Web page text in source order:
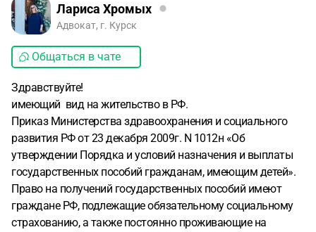
Лариса Хромых
Адвокат, г. Курск
Общаться в чате
Здравствуйте!
имеющий вид на жительство в РФ.
Приказ Министерства здравоохранения и социального
развития РФ от 23 декабря 2009г. N 1012н «Об
утверждении Порядка и условий назначения и выплаты
государственных пособий гражданам, имеющим детей».
Право на получений государственных пособий имеют
граждане РФ, подлежащие обязательному социальному
страхованию, а также постоянно проживающие на